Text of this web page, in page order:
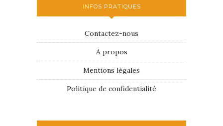
INFOS PRATIQUES
Contactez-nous
A propos
Mentions légales
Politique de confidentialité